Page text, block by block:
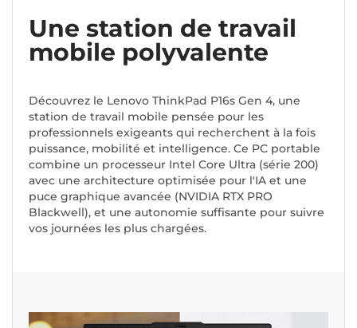
Une station de travail
mobile polyvalente
Découvrez le Lenovo ThinkPad P16s Gen 4, une
station de travail mobile pensée pour les
professionnels exigeants qui recherchent à la fois
puissance, mobilité et intelligence. Ce PC portable
combine un processeur Intel Core Ultra (série 200)
avec une architecture optimisée pour l'IA et une
puce graphique avancée (NVIDIA RTX PRO
Blackwell), et une autonomie suffisante pour suivre
vos journées les plus chargées.